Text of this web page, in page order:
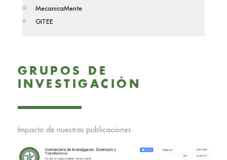
MecanicaMente
GITEE
GRUPOS DE
INVESTIGACIÓN
Impacto de nuestras publicaciones